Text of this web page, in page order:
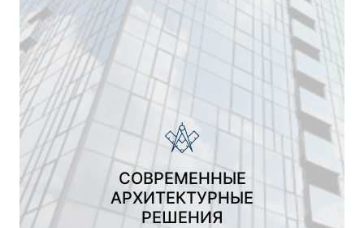
СОВРЕМЕННЫЕ
АРХИТЕКТУРНЫЕ
РЕШЕНИЯ